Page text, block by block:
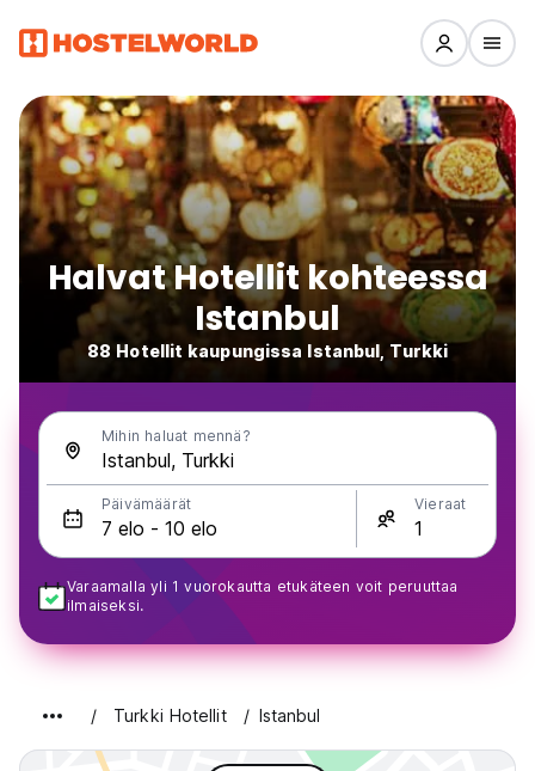
Halvat Hotellit kohteessa
Istanbul
88 Hotellit kaupungissa Istanbul, Turkki
Mihin haluat mennä?
Päivämäärät Vieraat
Varaamalla yli 1 vuorokautta etukäteen voit peruuttaa
ilmaiseksi.
Turkki Hotellit Istanbul